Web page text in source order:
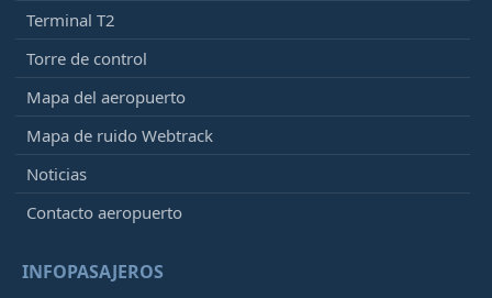
Terminal T2
Torre de control
Mapa del aeropuerto
Mapa de ruido Webtrack
Noticias
Contacto aeropuerto
INFOPASAJEROS